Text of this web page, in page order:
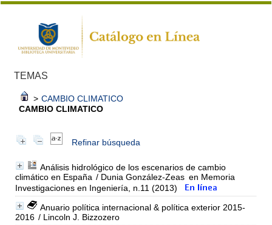
TEMAS
> CAMBIO CLIMATICO
CAMBIO CLIMATICO
Refinar búsqueda
Análisis hidrológico de los escenarios de cambio
climático en España / Dunia González-Zeas en Memoria
Investigaciones en Ingeniería, n.11 (2013)
Anuario política internacional & política exterior 2015-
2016 / Lincoln J. Bizzozero